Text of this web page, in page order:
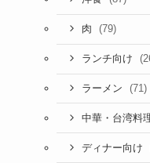
肉 (79)
ランチ向け
ラーメン (71)
中華・台湾料
ディナー向け